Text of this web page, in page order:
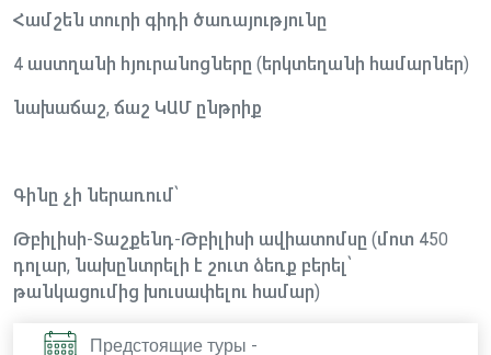
Համշեն տուրի գիդի ծառայությունը
4 աստղանի հյուրանոցները (երկտեղանի համարներ)
նախաճաշ, ճաշ ԿԱՄ ընթրիք
Գինը չի ներառում՝
Թբիլիսի-Տաշքենդ-Թբիլիսի ավիատոմսը (մոտ 450
դոլար, նախընտրելի է շուտ ձեռք բերել՝
թանկացումից խուսափելու համար)
Предстоящие туры -